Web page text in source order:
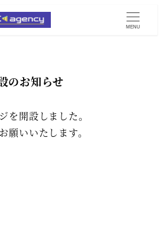
MENU
のお知らせ
を開設しました。
願いいたします。